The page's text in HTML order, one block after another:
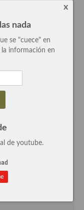
recetas-
x
nada
se "cuece" en
información en
de youtube.